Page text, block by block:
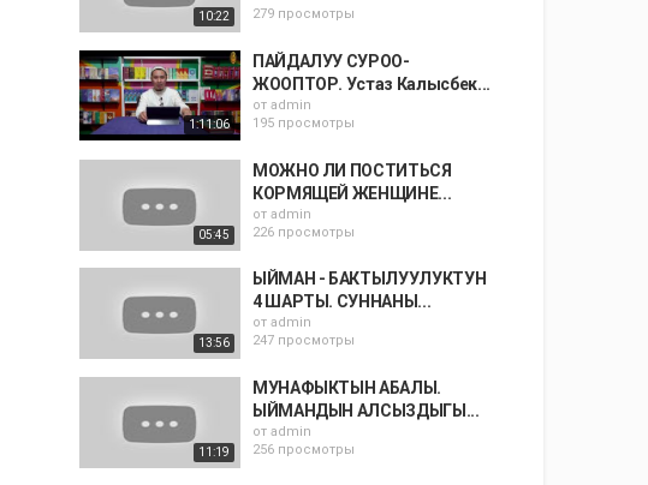
10:22
279 просмотры
1:11:06
ПАЙДАЛУУ СУРОО-
ЖООПТОР. Устаз Калысбек...
от admin
195 просмотры
05:45
МОЖНО ЛИ ПОСТИТЬСЯ
КОРМЯЩЕЙ ЖЕНЩИНЕ...
от admin
226 просмотры
13:56
ЫЙМАН - БАКТЫЛУУЛУКТУН
4 ШАРТЫ. СУННАНЫ...
от admin
247 просмотры
11:19
МУНАФЫКТЫН АБАЛЫ.
ЫЙМАНДЫН АЛСЫЗДЫГЫ...
от admin
256 просмотры